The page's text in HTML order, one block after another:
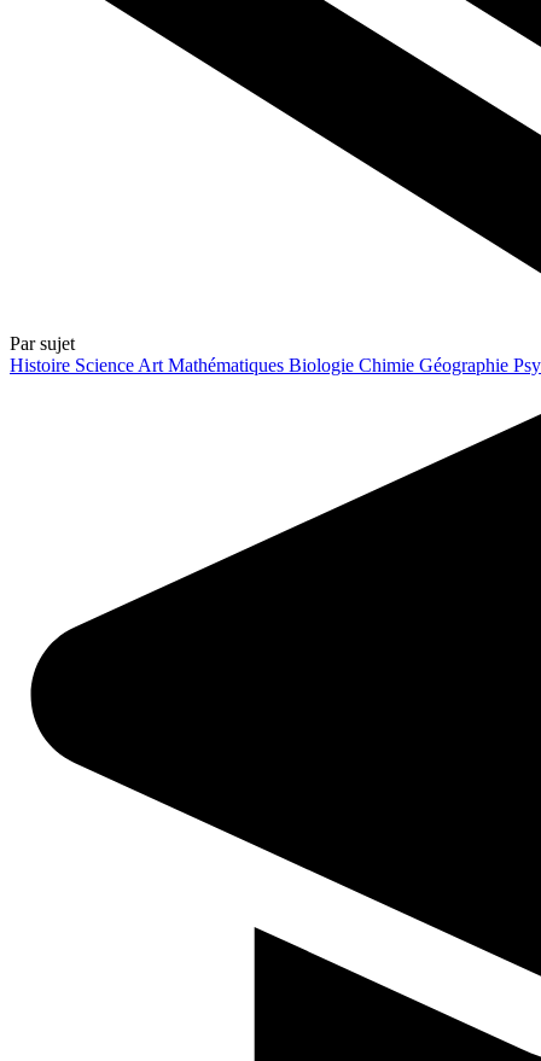
Par sujet
Histoire Science Art Mathématiques Biologie Chimie Géographie